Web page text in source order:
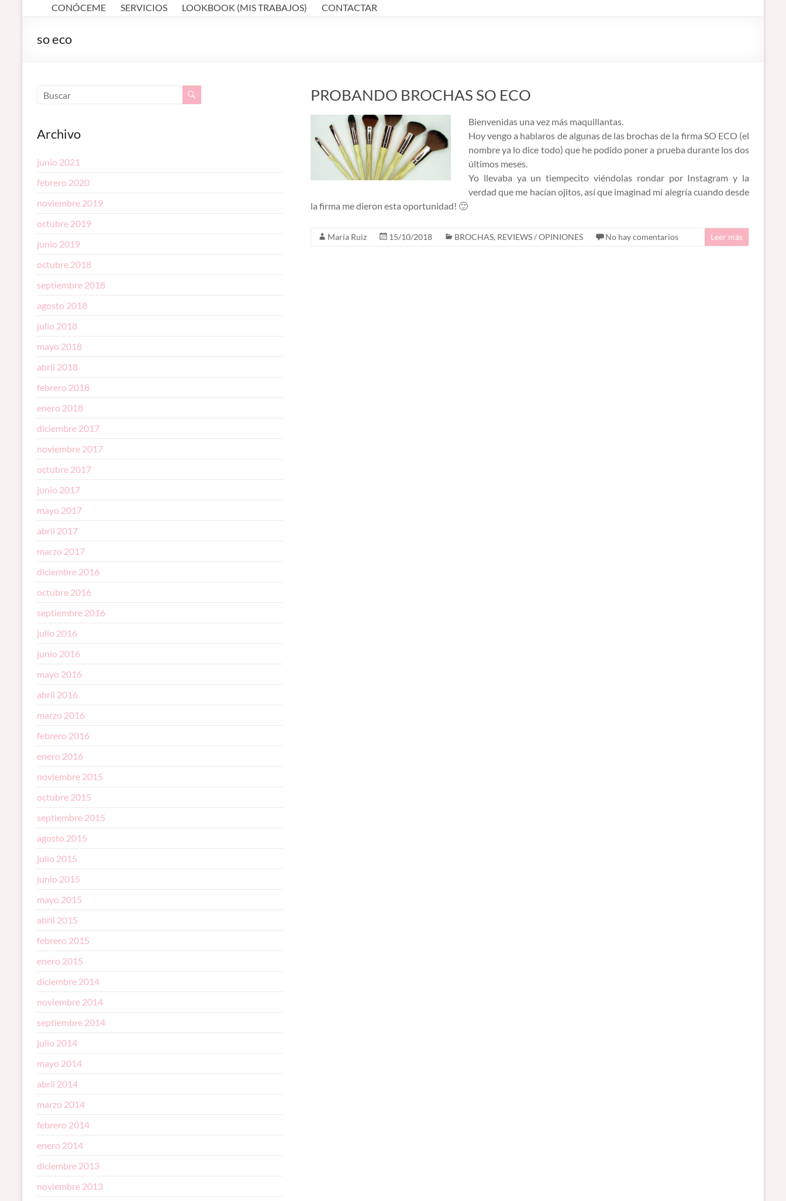
MAKEUP ARTIST
–
profesional en
Diseño de
CONÓCEME SERVICIOS LOOKBOOK (MIS TRABAJOS) CONTACTAR
so eco
PROBANDO BROCHAS SO ECO
Bienvenidas una vez más maquillantas.
Hoy vengo a hablaros de algunas de las brochas de la firma SO ECO (el
nombre ya lo dice todo) que he podido poner a prueba durante los dos
últimos meses.
Yo llevaba ya un tiempecito viéndolas rondar por Instagram y la
verdad que me hacían ojitos, así que imaginad mi alegría cuando desde
la firma me dieron esta oportunidad! 🙂
María Ruiz 15/10/2018 BROCHAS, REVIEWS / OPINIONES No hay comentarios Leer más
Archivo
junio 2021
febrero 2020
noviembre 2019
octubre 2019
junio 2019
octubre 2018
septiembre 2018
agosto 2018
julio 2018
mayo 2018
abril 2018
febrero 2018
enero 2018
diciembre 2017
noviembre 2017
octubre 2017
junio 2017
mayo 2017
abril 2017
marzo 2017
diciembre 2016
octubre 2016
septiembre 2016
julio 2016
junio 2016
mayo 2016
abril 2016
marzo 2016
febrero 2016
enero 2016
noviembre 2015
octubre 2015
septiembre 2015
agosto 2015
julio 2015
junio 2015
mayo 2015
abril 2015
febrero 2015
enero 2015
diciembre 2014
noviembre 2014
septiembre 2014
julio 2014
mayo 2014
abril 2014
marzo 2014
febrero 2014
enero 2014
diciembre 2013
noviembre 2013